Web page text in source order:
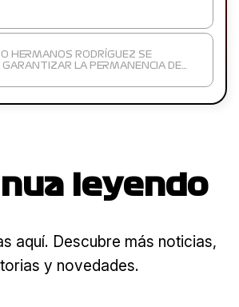
HERMANOS RODRÍGUEZ SE
GARANTIZAR LA PERMANENCIA DE…
leyendo
aquí. Descubre más noticias,
y novedades.